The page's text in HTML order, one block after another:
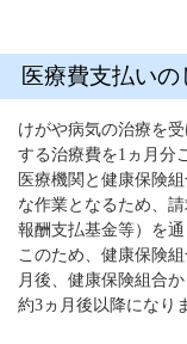
医療費支払いの
けがや病気の治療を
する治療費を1ヵ月分
医療機関と健康保険
な作業となるため、
報酬支払基金等）を通
このため、健康保険
月後、健康保険組合
約3ヵ月後以降になり